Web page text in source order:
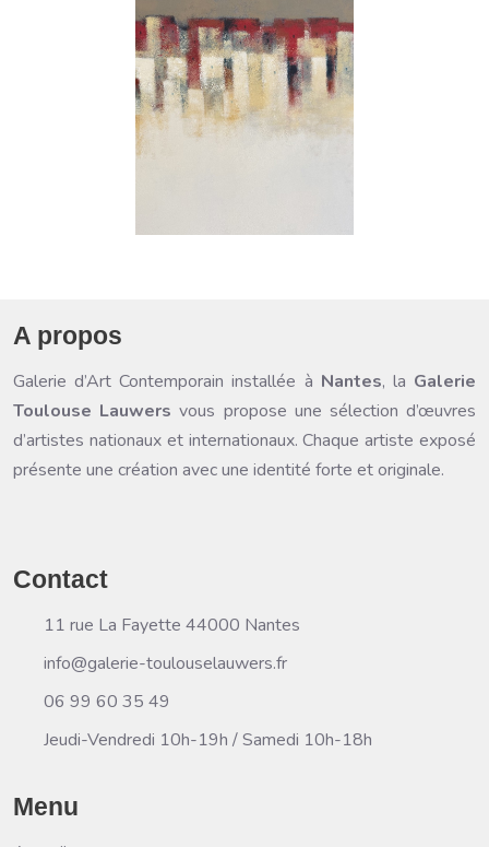
A propos
Galerie d’Art Contemporain installée à Nantes, la Galerie
Toulouse Lauwersvous propose une sélection d’œuvres
d’artistes nationaux et internationaux. Chaque artiste exposé
présente une création avec une identité forte et originale.
Contact
11 rue La Fayette 44000 Nantes
info@galerie-toulouselauwers.fr
06 99 60 35 49
Jeudi-Vendredi 10h-19h / Samedi 10h-18h
Menu